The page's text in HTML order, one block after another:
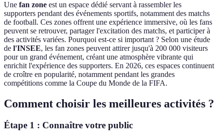
Une fan zone est un espace dédié servant à rassembler les
supporters pendant des événements sportifs, notamment des matchs
de football. Ces zones offrent une expérience immersive, où les fans
peuvent se retrouver, partager l'excitation des matchs, et participer à
des activités variées. Pourquoi est-ce si important ? Selon une étude
de l'INSEE, les fan zones peuvent attirer jusqu'à 200 000 visiteurs
pour un grand événement, créant une atmosphère vibrante qui
enrichit l'expérience des supporters. En 2026, ces espaces continuent
de croître en popularité, notamment pendant les grandes
compétitions comme la Coupe du Monde de la FIFA.
Comment choisir les meilleures activités ?
Étape 1 : Connaître votre public